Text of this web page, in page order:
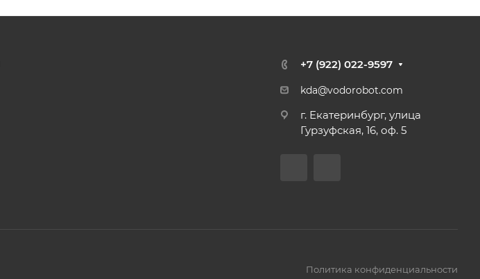
+7 (922) 022-9597
kda@vodorobot.com
г. Екатеринбург, улица
Гурзуфская, 16, оф. 5
Политика конфиденциальности